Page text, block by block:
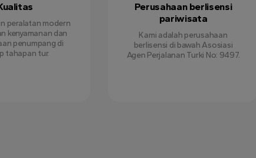
peralatan modern
kenyamanan dan
penumpang di
tahapan tur.
Perusahaan berlisensi
pariwisata
Kami adalah perusahaan
berlisensi di bawah Asosiasi
Agen Perjalanan Turki No: 9497.